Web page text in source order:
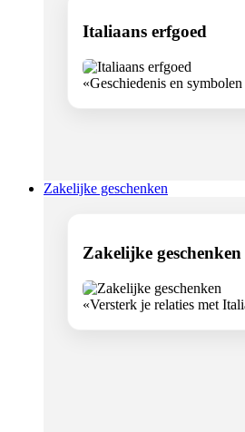
Italiaans erfgoed
«Geschiedenis en
Zakelijke geschenken
Zakelijke
«Versterk je relaties met